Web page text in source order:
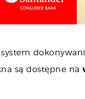
są dostępne na